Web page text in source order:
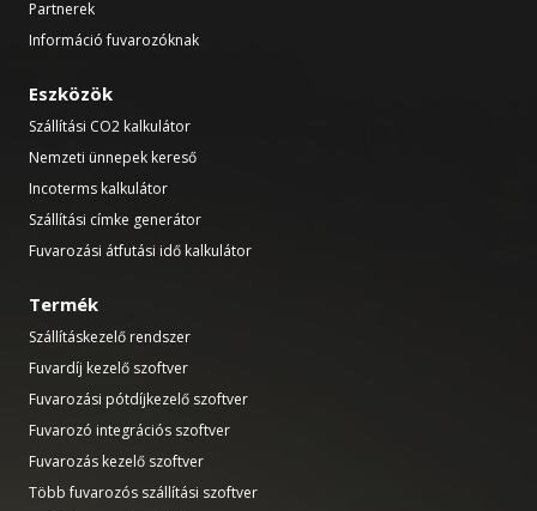
Partnerek
Információ fuvarozóknak
Eszközök
Szállítási CO2 kalkulátor
Nemzeti ünnepek kereső
Incoterms kalkulátor
Szállítási címke generátor
Fuvarozási átfutási idő kalkulátor
Termék
Szállításkezelő rendszer
Fuvardíj kezelő szoftver
Fuvarozási pótdíjkezelő szoftver
Fuvarozó integrációs szoftver
Fuvarozás kezelő szoftver
Több fuvarozós szállítási szoftver